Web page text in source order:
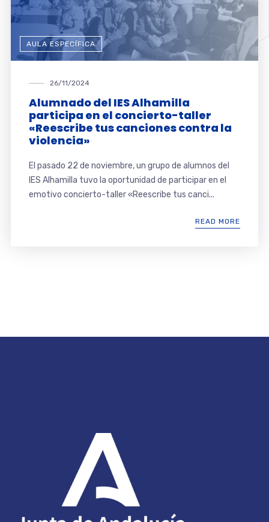
AULA ESPECÍFICA
26/11/2024
Alumnado del IES Alhamilla
participa en el concierto-taller
«Reescribe tus canciones contra la
violencia»
El pasado 22 de noviembre, un grupo de alumnos del
IES Alhamilla tuvo la oportunidad de participar en el
emotivo concierto-taller «Reescribe tus canci...
READ MORE